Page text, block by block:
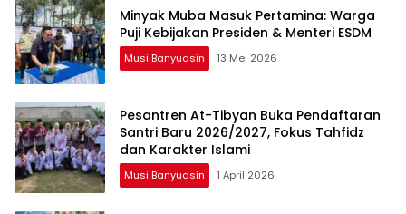
Minyak Muba Masuk Pertamina: Warga
Puji Kebijakan Presiden & Menteri ESDM
Musi Banyuasin 13 Mei 2026
Pesantren At-Tibyan Buka Pendaftaran
Santri Baru 2026/2027, Fokus Tahfidz
dan Karakter Islami
Musi Banyuasin 1 April 2026